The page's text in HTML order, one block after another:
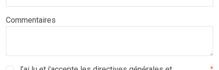
Commentaires